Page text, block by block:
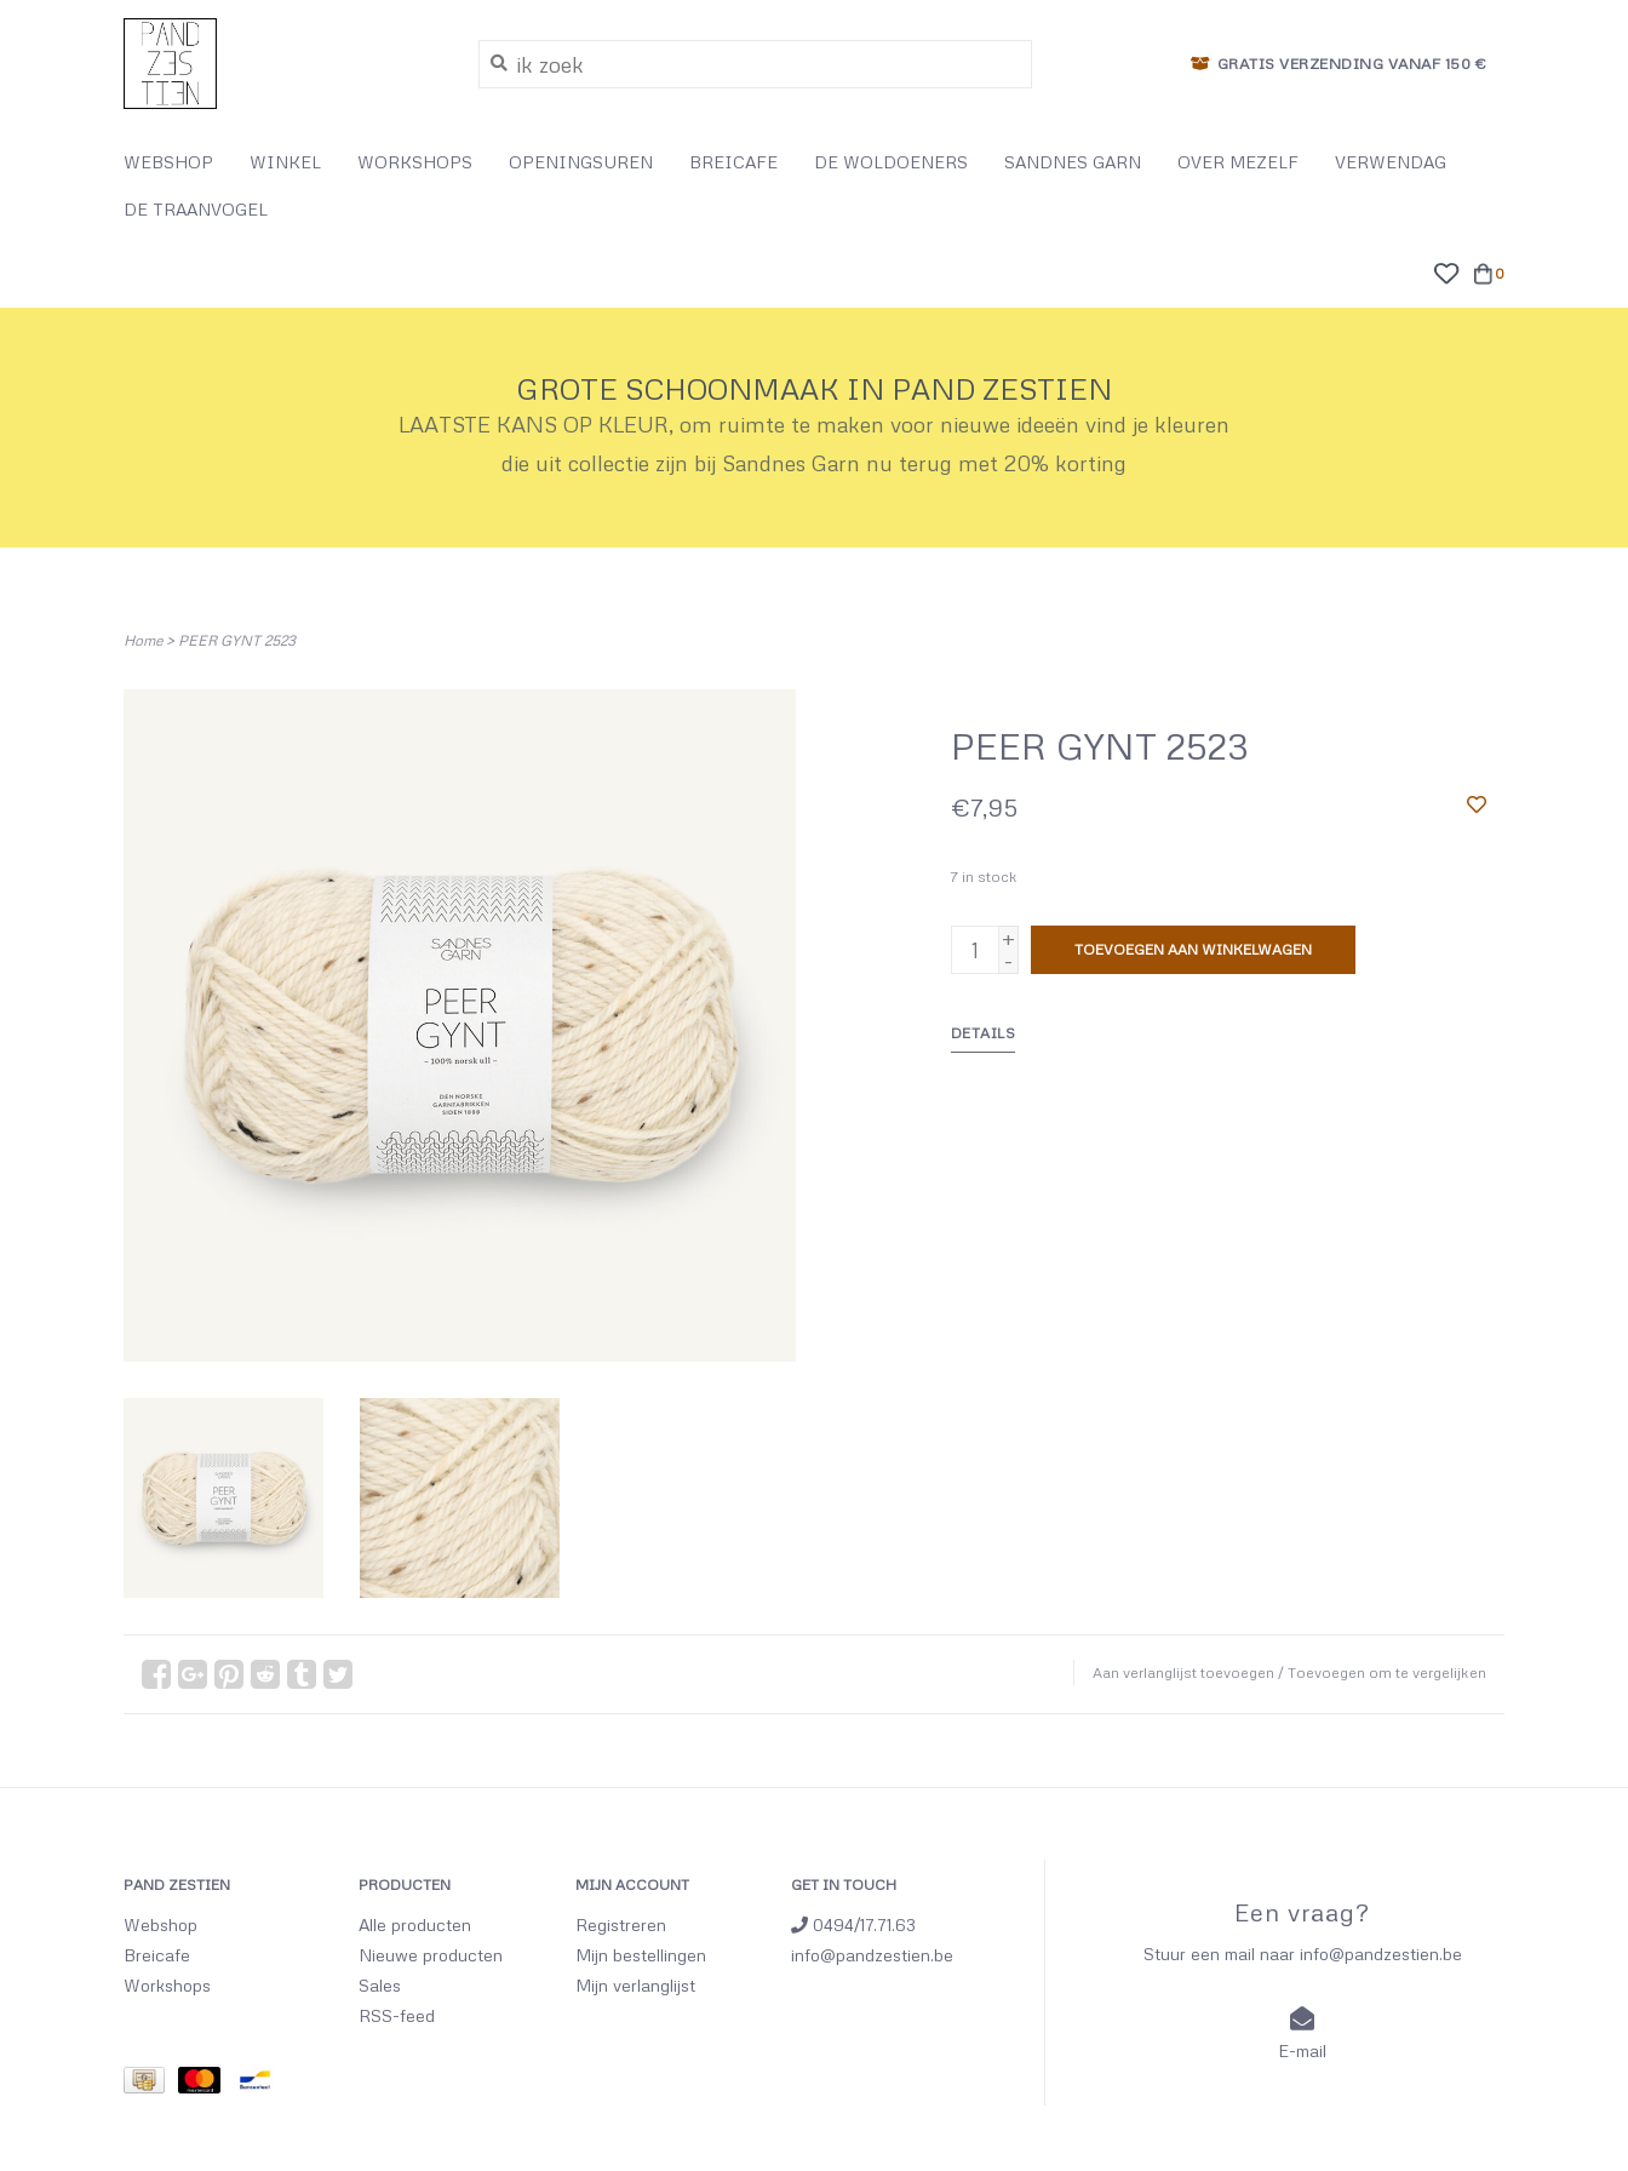
GRATIS VERZENDING VANAF 150 €
WEBSHOP WINKEL WORKSHOPS OPENINGSUREN BREICAFE DE WOLDOENERS SANDNES GARN OVER MEZELF VERWENDAG
DE TRAANVOGEL
0
GROTE SCHOONMAAK IN PAND ZESTIEN
LAATSTE KANS OP KLEUR, om ruimte te maken voor nieuwe ideeën vind je kleuren
die uit collectie zijn bij Sandnes Garn nu terug met 20% korting
Home> PEER GYNT 2523
PEER GYNT 2523
€7,95
7 in stock
+
-
TOEVOEGEN AAN WINKELWAGEN
DETAILS
Aan verlanglijst toevoegen / Toevoegen om te vergelijken
PAND ZESTIEN
Webshop
Breicafe
Workshops
PRODUCTEN
Alle producten
Nieuwe producten
Sales
RSS-feed
MIJN ACCOUNT
Registreren
Mijn bestellingen
Mijn verlanglijst
GET IN TOUCH
0494/17.71.63
info@pandzestien.be
Een vraag?
Stuur een mail naar info@pandzestien.be
E-mail